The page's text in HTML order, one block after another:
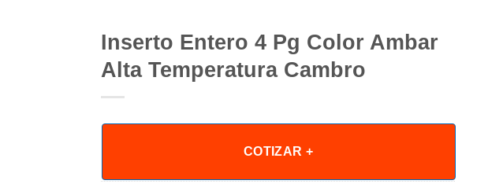
Inserto Entero 4 Pg Color Ambar
Alta Temperatura Cambro
COTIZAR +